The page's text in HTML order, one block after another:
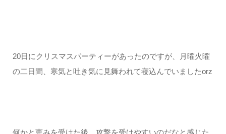
20日にクリスマスパーティーがあったのですが、月曜火曜
の二日間、寒気と吐き気に見舞われて寝込んでいましたorz
何かと恵みを受けた後、攻撃を受けやすいのだなと感じた